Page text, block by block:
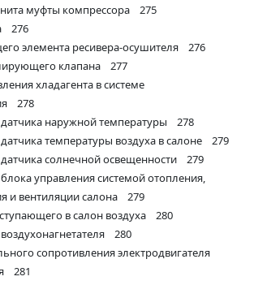
муфты компрессора 275
276
элемента ресивера-осушителя 276
клапана 277
хладагента в системе
278
датчика наружной температуры 278
датчика температуры воздуха в салоне 279
датчика солнечной освещенности 279
управления системой отопления,
и вентиляции салона 279
в салон воздуха 280
280
сопротивления электродвигателя
281